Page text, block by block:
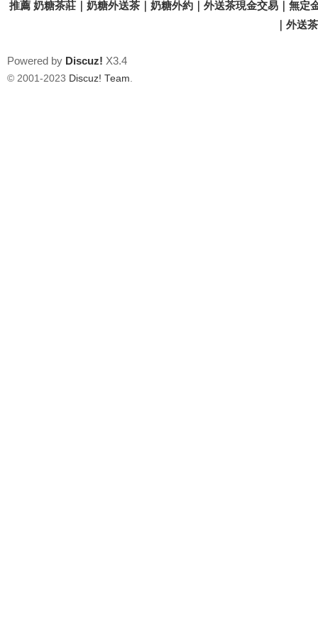
推薦 奶糖茶莊｜奶糖外送茶｜奶糖外約｜外送茶現金交易｜無
｜外送
Powered by Discuz! X3.4
© 2001-2023 Discuz! Team.